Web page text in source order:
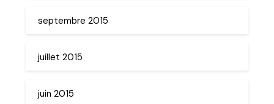
septembre 2015
juillet 2015
juin 2015